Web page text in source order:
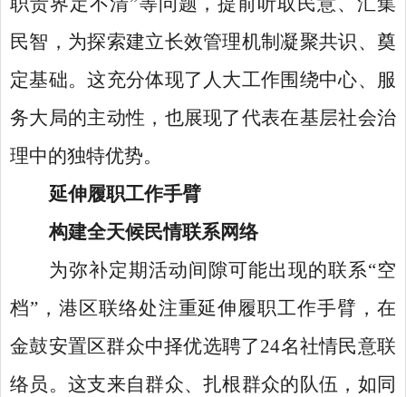
民智，为探索建立长效管理机制凝聚共识、奠
定基础。这充分体现了人大工作围绕中心、服
务大局的主动性，也展现了代表在基层社会治
理中的独特优势。
延伸履职工作手臂
构建全天候民情联系网络
为弥补定期活动间隙可能出现的联系“空
档”，港区联络处注重延伸履职工作手臂，在
金鼓安置区群众中择优选聘了24名社情民意联
络员。这支来自群众、扎根群众的队伍，如同